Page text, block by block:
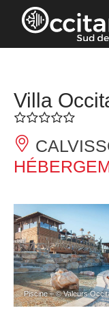
Panneau de gestion
Villa
Piscine – © Valeurs